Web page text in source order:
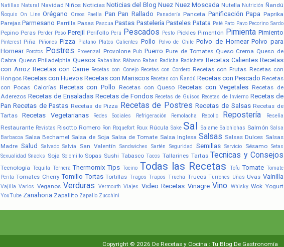
Natillas Natural Navidad Niños Noticias Noticias del Blog Nuez Nuez Moscada Nutella Nutrición Ñandú
Ñoquis On Line Orégano Oreos Paella Pan Pan Rallado Panadería Panceta Panificación Papa Paprika
Parejas Parmesano Parrilla Pasas Pascua Pastas Pastelería Pasteles Patata Paté Pato Pavo Pecorino Sardo
Pepino Peras Perder Peso Perejil Perifollo Perú Pescados Pesto Pickles Pimentón Pimienta Pimiento
Pinterest Piña Piñones Pizza Platano Platos Calientes Pollo Polvo de Chile Polvo de Hornear Polvo para
Hornear Porotos Postres Provenzal Provolone Pub Puerro Pure de Tomates Queso Crema Queso de
Cabra Queso Philadelphia Quesos Rabanitos Rábano Rabas Radicha Radicheta Recetas Calientes Recetas
con Arroz Recetas con Carne Recetas con Conejo Recetas con Cordero Recetas con Frutas Recetas con
Hongos Recetas con Huevos Recetas con Mariscos Recetas con Ñandú Recetas con Pescado Recetas
con Pocas Calorías Recetas con Pollo Recetas con Queso Recetas con Vegetales Recetas de
Aderezos Recetas de Ensaladas Recetas de Fondos Recetas de Guisos Recetas de Invierno Recetas de
Pan Recetas de Pastas Recetas de Pizza Recetas de Postres Recetas de Salsas Recetas de
Tartas
Recetas Vegetarianas Redes Sociales Refrigeración Remolacha Repollo Repostería Reseña
Restaurante Revistas Risotto Romero Ron Roquefort Roux Rúcula Sake Sal Salame Salchichas Salmón Salsa
Barbacoa Salsa Bechamel Salsa de Soja Salsa de Tomate Salsa Inglesa Salsas Salsas Dulces Salsas
Madre Salud Salvado Salvia San Valentín Sandwiches Sartén Seguridad Semillas Servicio Sésamo Setas
Sexualidad Snacks Soja Solomillo Sopas Sushi Tabasco Tacos Tallarines Tartas Tecnicas y Consejos
Tecnología Tequila Ternera Thermomix Tips Tocino Todas las Recetas Tofu Tomate Tomate
Perita Tomates Cherry Tomillo Tortas Tortillas Tragos Trapos Trucha Trucos Turrones Uñas Uvas Vainilla
Vajilla Varios Veganos Verduras Vermouth Viajes Video Recetas Vinagre Vino Whisky Wok Yogurt
YouTube Zanahoria Zapallito Zapallo Zucchini
Copyright © 2026 De Recetas y Cocina : Tu Blog De Gastronomía